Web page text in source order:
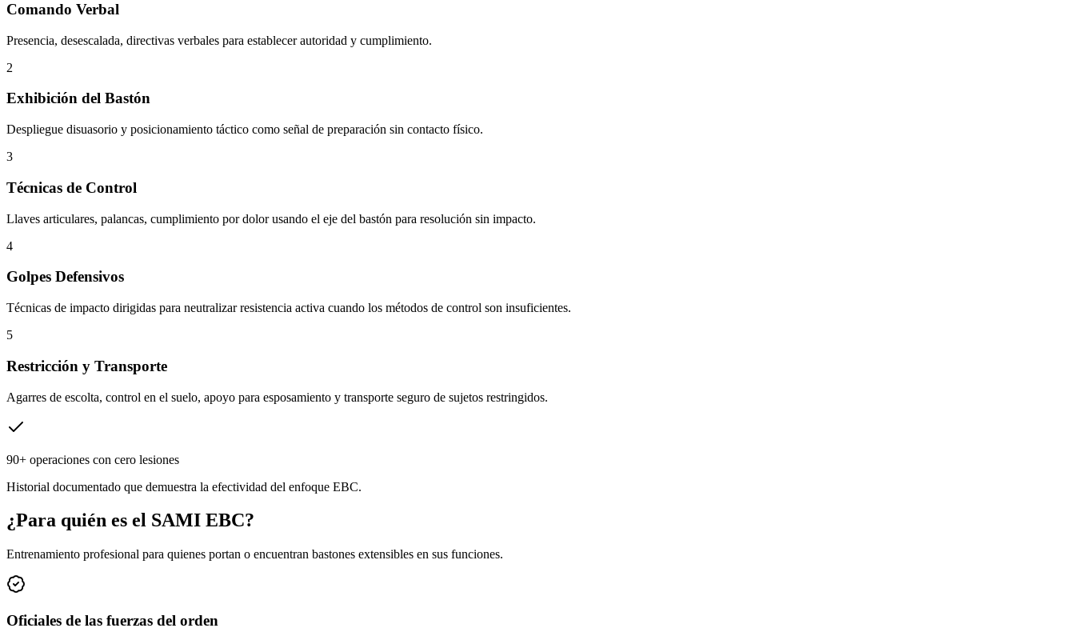
Comando Verbal
Presencia, desescalada, directivas verbales para establecer autoridad y cumplimiento.
2
Exhibición del Bastón
Despliegue disuasorio y posicionamiento táctico como señal de preparación sin contacto físico.
3
Técnicas de Control
Llaves articulares, palancas, cumplimiento por dolor usando el eje del bastón para resolución sin impacto.
4
Golpes Defensivos
Técnicas de impacto dirigidas para neutralizar resistencia activa cuando los métodos de control son insuficientes.
5
Restricción y Transporte
Agarres de escolta, control en el suelo, apoyo para esposamiento y transporte seguro de sujetos restringidos.
90+ operaciones con cero lesiones
Historial documentado que demuestra la efectividad del enfoque EBC.
¿Para quién es el SAMI EBC?
Entrenamiento profesional para quienes portan o encuentran bastones extensibles en sus funciones.
Oficiales de las fuerzas del orden